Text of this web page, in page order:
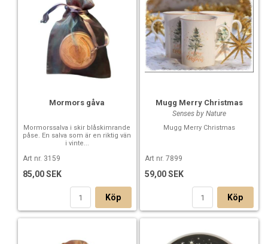
Mormors gåva
Mormorssalva i skir blåskimrande
påse. En salva som är en riktig vän
i vinte...
Art nr. 3159
85,00 SEK
Köp
Mugg Merry Christmas
Senses by Nature
Mugg Merry Christmas
Art nr. 7899
59,00 SEK
Köp